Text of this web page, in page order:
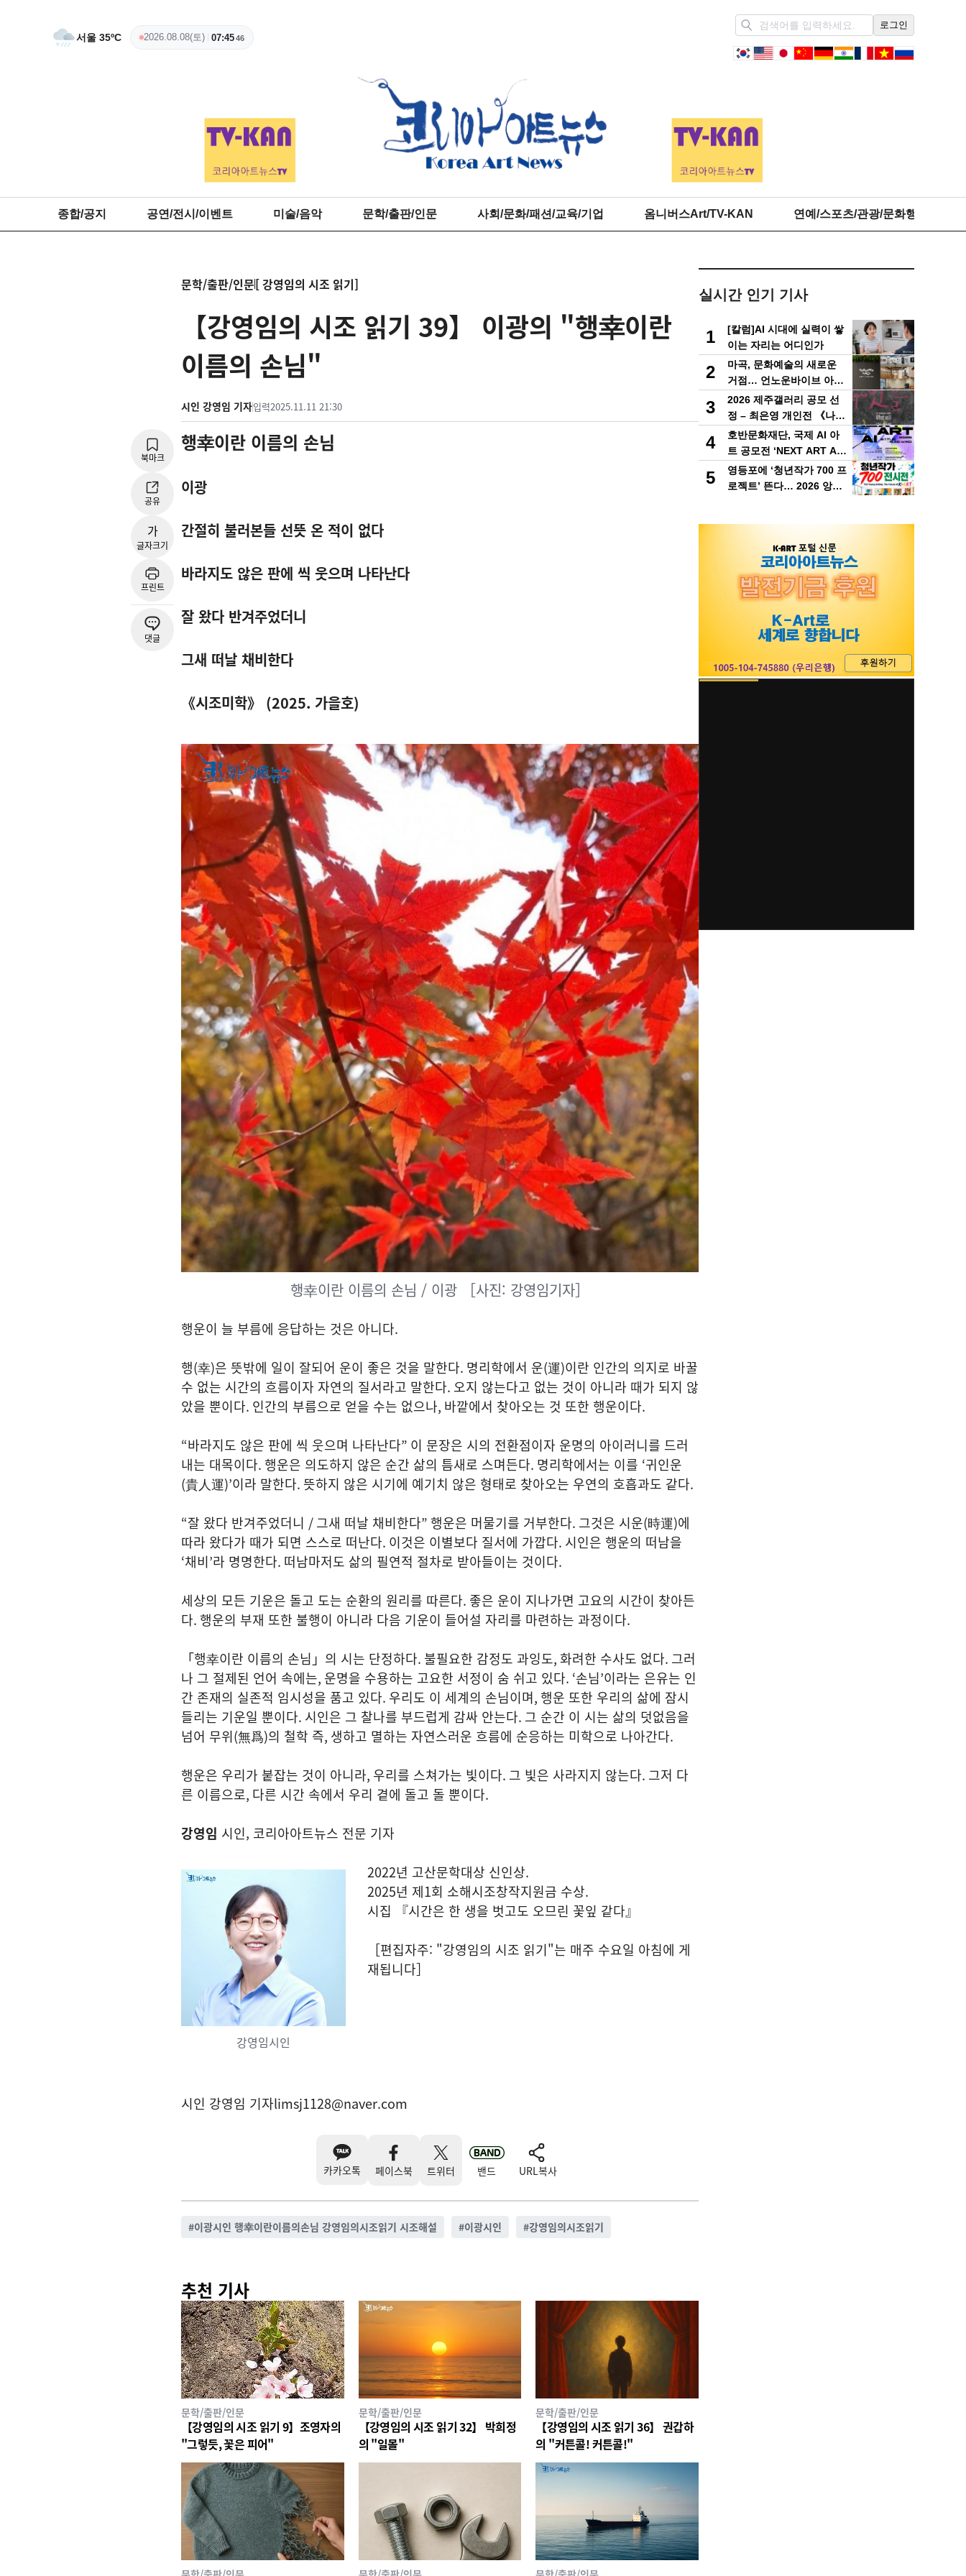
서울 35ºC 2026.08.08(토) 07:4547
로그인
종합/공지 공연/전시/이벤트 미술/음악 문학/출판/인문 사회/문화/패션/교육/기업 옴니버스Art/TV-KAN 연예/스포츠/관광/문화행정
문학/출판/인문[ 강영임의 시조 읽기]
【강영임의 시조 읽기 39】 이광의 "행幸이란
이름의 손님"
시인 강영임 기자입력2025.11.11 21:30
북마크
공유
가
글자크기
프린트
댓글
행幸이란 이름의 손님
이광
간절히 불러본들 선뜻 온 적이 없다
바라지도 않은 판에 씩 웃으며 나타난다
잘 왔다 반겨주었더니
그새 떠날 채비한다
《시조미학》 (2025. 가을호)
행幸이란 이름의 손님 / 이광 ［사진: 강영임기자］
행운이 늘 부름에 응답하는 것은 아니다.
행(幸)은 뜻밖에 일이 잘되어 운이 좋은 것을 말한다. 명리학에서 운(運)이란 인간의 의지로 바꿀
수 없는 시간의 흐름이자 자연의 질서라고 말한다. 오지 않는다고 없는 것이 아니라 때가 되지 않
았을 뿐이다. 인간의 부름으로 얻을 수는 없으나, 바깥에서 찾아오는 것 또한 행운이다.
“바라지도 않은 판에 씩 웃으며 나타난다” 이 문장은 시의 전환점이자 운명의 아이러니를 드러
내는 대목이다.행운은 의도하지 않은 순간 삶의 틈새로 스며든다. 명리학에서는 이를 ‘귀인운
(貴人運)’이라 말한다. 뜻하지 않은 시기에 예기치 않은 형태로 찾아오는 우연의 호흡과도 같다.
“잘 왔다 반겨주었더니 /그새 떠날 채비한다”행운은 머물기를 거부한다. 그것은 시운(時運)에
따라 왔다가 때가 되면 스스로 떠난다. 이것은 이별보다 질서에 가깝다. 시인은 행운의 떠남을
‘채비’라 명명한다. 떠남마저도 삶의 필연적 절차로 받아들이는 것이다.
세상의 모든 기운은 돌고 도는 순환의 원리를 따른다. 좋은 운이 지나가면 고요의 시간이 찾아든
다.행운의 부재 또한 불행이 아니라 다음 기운이 들어설 자리를 마련하는 과정이다.
「행幸이란 이름의 손님」의 시는 단정하다. 불필요한 감정도 과잉도,화려한 수사도 없다. 그러
나 그 절제된 언어 속에는, 운명을 수용하는 고요한 서정이 숨 쉬고 있다. ‘손님’이라는 은유는 인
간 존재의 실존적 임시성을 품고 있다. 우리도 이 세계의 손님이며,행운 또한 우리의 삶에 잠시
들리는 기운일 뿐이다. 시인은 그 찰나를 부드럽게 감싸 안는다. 그 순간 이 시는 삶의 덧없음을
넘어 무위(無爲)의 철학 즉, 생하고 멸하는 자연스러운 흐름에 순응하는 미학으로 나아간다.
행운은 우리가 붙잡는 것이 아니라, 우리를 스쳐가는 빛이다. 그 빛은 사라지지 않는다. 그저 다
른 이름으로, 다른 시간 속에서 우리 곁에 돌고 돌 뿐이다.
강영임 시인, 코리아아트뉴스 전문 기자
강영임시인
2022년 고산문학대상 신인상.
2025년 제1회 소해시조창작지원금 수상.
시집 『시간은 한 생을 벗고도 오므린 꽃잎 같다』
［편집자주: "강영임의 시조 읽기"는 매주 수요일 아침에 게
재됩니다］
시인 강영임 기자limsj1128@naver.com
카카오톡 페이스북 트위터 밴드 URL복사
#이광시인 행幸이란이름의손님 강영임의시조읽기 시조해설 #이광시인 #강영임의시조읽기
추천 기사
문학/출판/인문
【강영임의 시조 읽기 9】조영자의
"그렇듯, 꽃은 피어"
문학/출판/인문
【강영임의 시조 읽기 32】 박희정
의 "일몰"
문학/출판/인문
【강영임의 시조 읽기 36】 권갑하
의 "커튼콜! 커튼콜!"
실시간 인기 기사
1
[칼럼]AI 시대에 실력이 쌓
이는 자리는 어디인가
2
마곡, 문화예술의 새로운
거점… 언노운바이브 아트
센터 개관
3
2026 제주갤러리 공모 선
정 – 최은영 개인전 《나는
무엇을 하다 죽을까》 개최
4
호반문화재단, 국제 AI 아
트 공모전 ‘NEXT ART AI’
개최
5
영등포에 ‘청년작가 700 프
로젝트’ 뜬다… 2026 앙데